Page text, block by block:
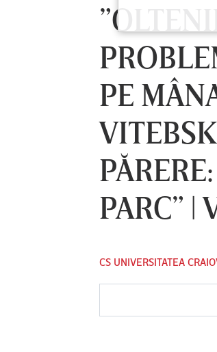
PE
PARC” |
CS UNIVERSITATEA
LUNI 10 AUG, 18:30
Vs
Hunedoara